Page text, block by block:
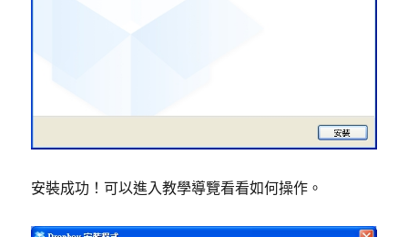
安裝成功！可以進入教學導覽看看如何操作。